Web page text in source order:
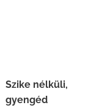
Szike nélküli,
gyengéd